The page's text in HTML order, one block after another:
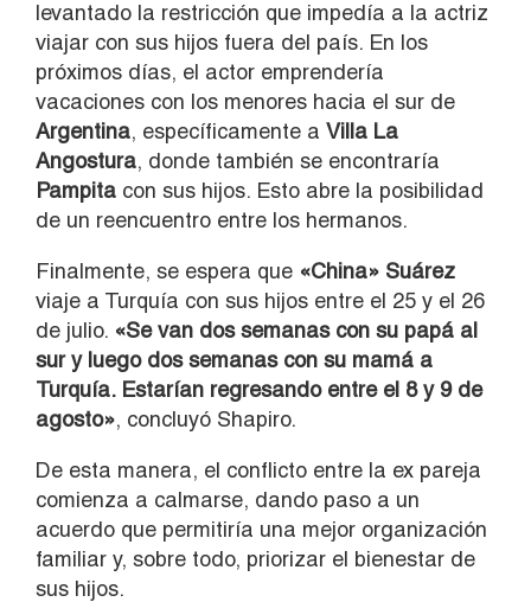
levantado la restricción que impedía a la actriz
viajar con sus hijos fuera del país. En los
próximos días, el actor emprendería
vacaciones con los menores hacia el sur de
Argentina, específicamente a Villa La
Angostura, donde también se encontraría
Pampita con sus hijos. Esto abre la posibilidad
de un reencuentro entre los hermanos.
Finalmente, se espera que «China» Suárez
viaje a Turquía con sus hijos entre el 25 y el 26
de julio. «Se van dos semanas con su papá al
sur y luego dos semanas con su mamá a
Turquía. Estarían regresando entre el 8 y 9 de
agosto», concluyó Shapiro.
De esta manera, el conflicto entre la ex pareja
comienza a calmarse, dando paso a un
acuerdo que permitiría una mejor organización
familiar y, sobre todo, priorizar el bienestar de
sus hijos.